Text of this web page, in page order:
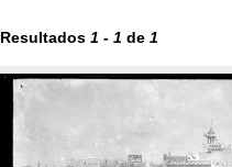
Resultados 1 - 1 de 1